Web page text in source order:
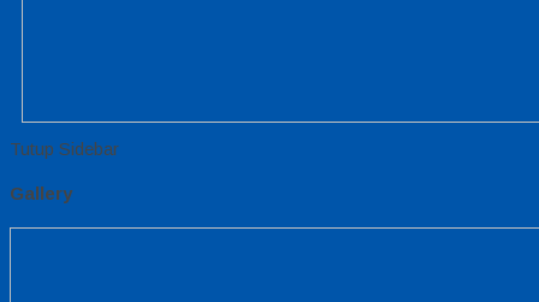
Tutup Sidebar
Gallery